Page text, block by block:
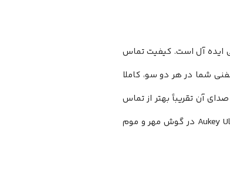
ایده آل است. کیفیت تماس
شما در هر دو سو، کاملا
آن تقریباً بهتر از تماس
تلفنی استاندارد است. شاید به این دلیل که هدفون بی سیم Aukey Ultra Compact EP-T25 TWS در گوش‌ مهر و موم